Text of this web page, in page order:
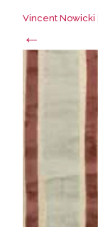
Vincent Nowicki
←